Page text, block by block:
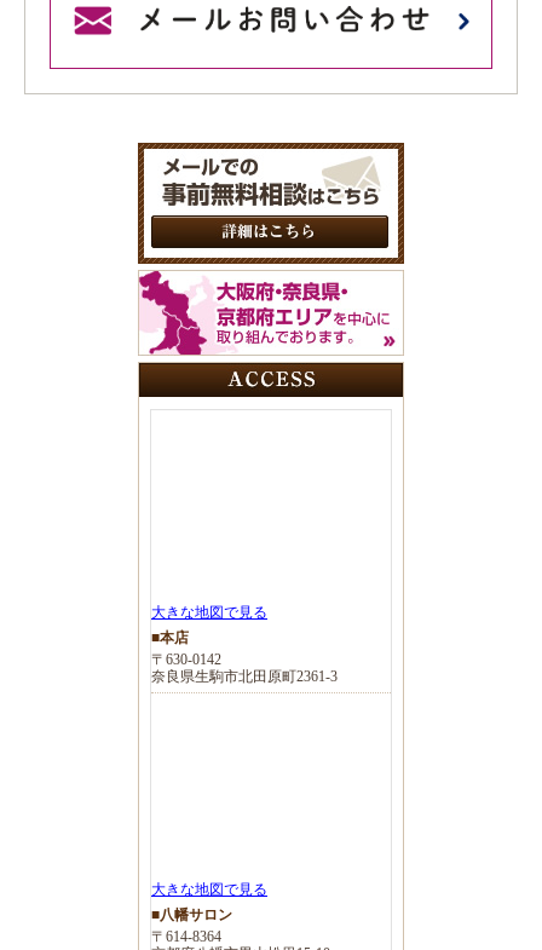
大きな地図で見る
■本店
〒630-0142
奈良県生駒市北田原町2361-3
大きな地図で見る
■八幡サロン
〒614-8364